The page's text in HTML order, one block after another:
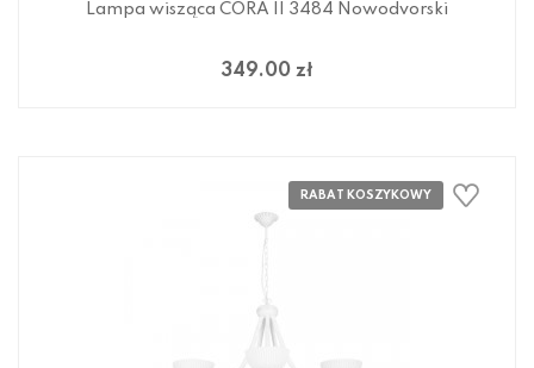
Lampa wisząca CORA II 3484 Nowodvorski
349.00 zł